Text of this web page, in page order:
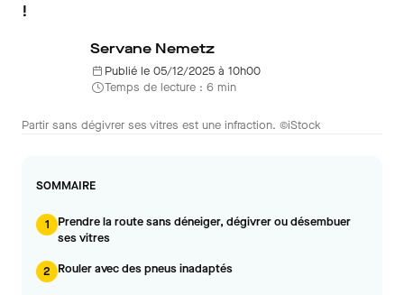
!
Servane Nemetz
Publié le 05/12/2025 à 10h00
Temps de lecture : 6 min
Partir sans dégivrer ses vitres est une infraction. ©iStock
SOMMAIRE
1
Prendre la route sans déneiger, dégivrer ou désembuer
ses vitres
2 Rouler avec des pneus inadaptés